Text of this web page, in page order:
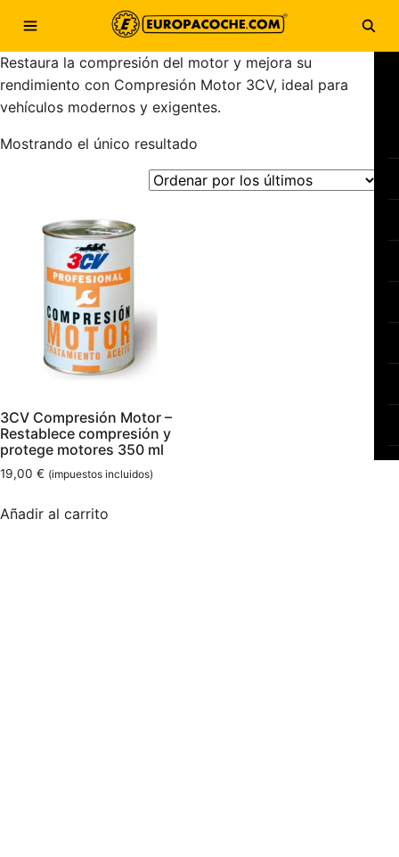
Saltar al contenido
Abrir menú
Restaura la compresión del motor y mejora su
rendimiento con Compresión Motor 3CV, ideal para
vehículos modernos y exigentes.
Mostrando el único resultado
3CV Compresión Motor –
Restablece compresión y
protege motores 350 ml
19,00 € (impuestos incluidos)
Añadir al carrito